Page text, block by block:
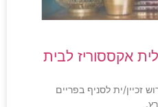
אקססוריז לבית
זכיין/ית לסניף בפריים